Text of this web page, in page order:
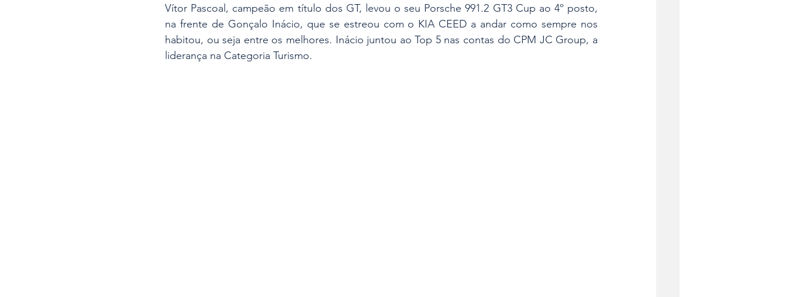
Vítor Pascoal, campeão em título dos GT, levou o seu Porsche 991.2 GT3 Cup ao 4º posto,
na frente de Gonçalo Inácio, que se estreou com o KIA CEED a andar como sempre nos
habitou, ou seja entre os melhores. Inácio juntou ao Top 5 nas contas do CPM JC Group, a
liderança na Categoria Turismo.